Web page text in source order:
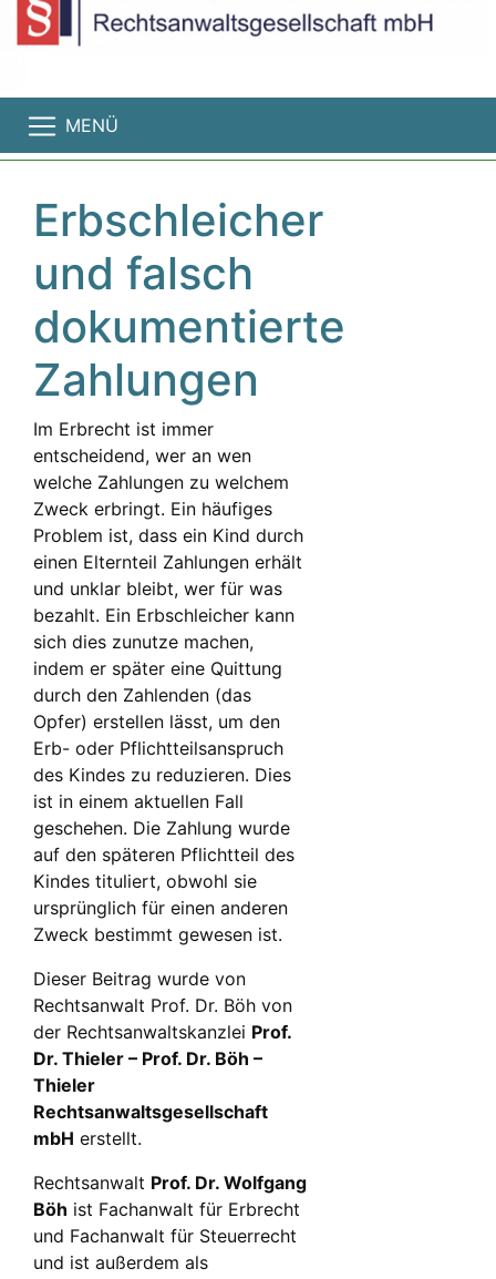
MENÜ
Erbschleicher
und falsch
dokumentierte
Zahlungen
Im Erbrecht ist immer
entscheidend, wer an wen
welche Zahlungen zu welchem
Zweck erbringt. Ein häufiges
Problem ist, dass ein Kind durch
einen Elternteil Zahlungen erhält
und unklar bleibt, wer für was
bezahlt. Ein Erbschleicher kann
sich dies zunutze machen,
indem er später eine Quittung
durch den Zahlenden (das
Opfer) erstellen lässt, um den
Erb- oder Pflichtteilsanspruch
des Kindes zu reduzieren. Dies
ist in einem aktuellen Fall
geschehen. Die Zahlung wurde
auf den späteren Pflichtteil des
Kindes tituliert, obwohl sie
ursprünglich für einen anderen
Zweck bestimmt gewesen ist.
Dieser Beitrag wurde von
Rechtsanwalt Prof. Dr. Böh von
der Rechtsanwaltskanzlei Prof.
Dr. Thieler – Prof. Dr. Böh –
Thieler
Rechtsanwaltsgesellschaft
mbH erstellt.
Rechtsanwalt Prof. Dr. Wolfgang
Böh ist Fachanwalt für Erbrecht
und Fachanwalt für Steuerrecht
und ist außerdem als